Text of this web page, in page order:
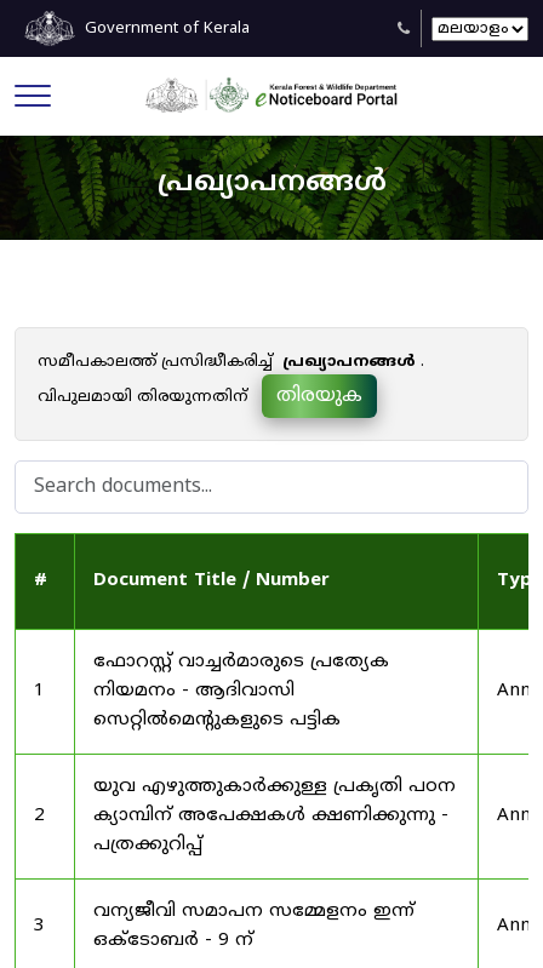
Government of Kerala
പ്രഖ്യാപനങ്ങൾ
സമീപകാലത്ത് പ്രസിദ്ധീകരിച്ച് പ്രഖ്യാപനങ്ങൾ .
വിപുലമായി തിരയുന്നതിന്
തിരയുക
# Document Title / Number Type
1
ഫോറസ്റ്റ് വാച്ചർമാരുടെ പ്രത്യേക
നിയമനം - ആദിവാസി
സെറ്റിൽമെന്റുകളുടെ പട്ടിക
2
യുവ എഴുത്തുകാർക്കുള്ള പ്രകൃതി പഠന
ക്യാമ്പിന് അപേക്ഷകൾ ക്ഷണിക്കുന്നു -
പത്രക്കുറിപ്പ്
3
വന്യജീവി സമാപന സമ്മേളനം ഇന്ന്
ഒക്ടോബർ - 9 ന്